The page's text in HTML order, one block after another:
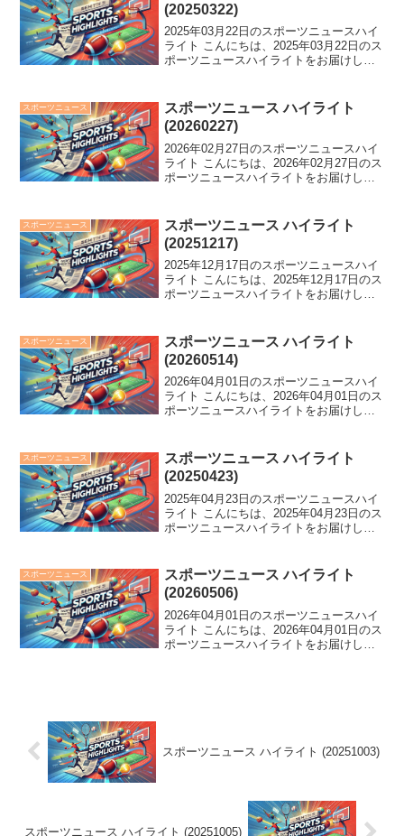
(20250322)
2025年03月22日のスポーツニュースハイ
ライト こんにちは、2025年03月22日のス
ポーツニュースハイライトをお届けしま
用法、森保監督の異例のメディア対応な
ど、...
スポーツニュース
スポーツニュース ハイライト
(20260227)
2026年02月27日のスポーツニュースハイ
ライト こんにちは、2026年02月27日のス
ポーツニュースハイライトをお届けしま
が大谷翔平の姿に歓喜。五輪金の木村
葵...
スポーツニュース
スポーツニュース ハイライト
(20251217)
2025年12月17日のスポーツニュースハイ
ライト こんにちは、2025年12月17日のス
ポーツニュースハイライトをお届けしま
が格闘家としての第1章を完結。阪神が...
スポーツニュース
スポーツニュース ハイライト
(20260514)
2026年04月01日のスポーツニュースハイ
ライト こんにちは、2026年04月01日のス
ポーツニュースハイライトをお届けしま
吉田知那美がロコ退団。スポーツ界に
様々な...
スポーツニュース
スポーツニュース ハイライト
(20250423)
2025年04月23日のスポーツニュースハイ
ライト こんにちは、2025年04月23日のス
ポーツニュースハイライトをお届けしま
逆方向HR、巨人の坂本選手の2軍遠征
な...
スポーツニュース
スポーツニュース ハイライト
(20260506)
2026年04月01日のスポーツニュースハイ
ライト こんにちは、2026年04月01日のス
ポーツニュースハイライトをお届けしま
スポーツニュース ハイライト (20251003)
スポーツニュース ハイライト (20251005)